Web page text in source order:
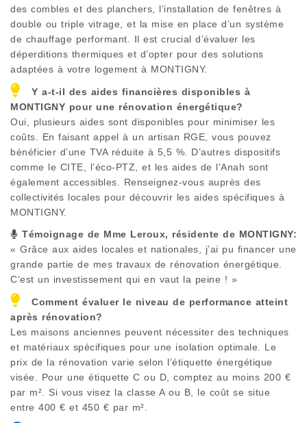
des combles et des planchers, l’installation de fenêtres à
double ou triple vitrage, et la mise en place d’un système
de chauffage performant. Il est crucial d’évaluer les
déperditions thermiques et d’opter pour des solutions
adaptées à votre logement à MONTIGNY.
Y a-t-il des aides financières disponibles à
MONTIGNY pour une rénovation énergétique?
Oui, plusieurs aides sont disponibles pour minimiser les
coûts. En faisant appel à un artisan RGE, vous pouvez
bénéficier d’une TVA réduite à 5,5 %. D’autres dispositifs
comme le CITE, l’éco-PTZ, et les aides de l’Anah sont
également accessibles. Renseignez-vous auprès des
collectivités locales pour découvrir les aides spécifiques à
MONTIGNY.
Témoignage de Mme Leroux, résidente de MONTIGNY:
« Grâce aux aides locales et nationales, j’ai pu financer une
grande partie de mes travaux de rénovation énergétique.
C’est un investissement qui en vaut la peine ! »
Comment évaluer le niveau de performance atteint
après rénovation?
Les maisons anciennes peuvent nécessiter des techniques
et matériaux spécifiques pour une isolation optimale. Le
prix de la rénovation varie selon l’étiquette énergétique
visée. Pour une étiquette C ou D, comptez au moins 200 €
par m². Si vous visez la classe A ou B, le coût se situe
entre 400 € et 450 € par m².